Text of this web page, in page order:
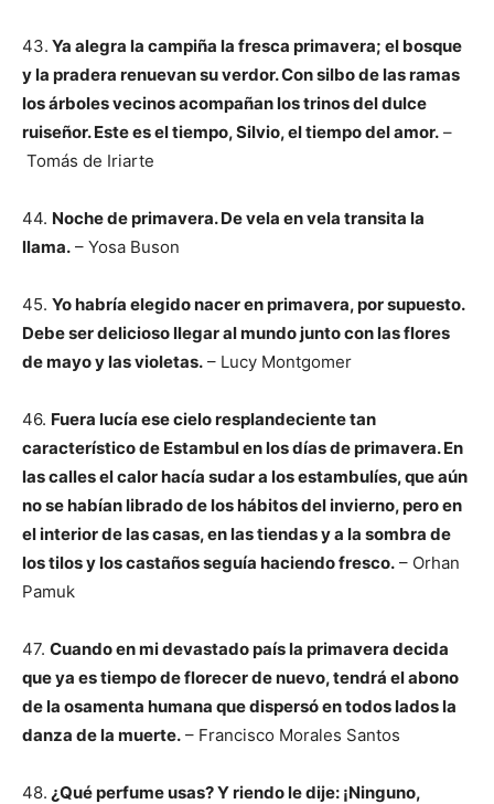
43. Ya alegra la campiña la fresca primavera; el bosque
y la pradera renuevan su verdor. Con silbo de las ramas
los árboles vecinos acompañan los trinos del dulce
ruiseñor. Este es el tiempo, Silvio, el tiempo del amor. –
Tomás de Iriarte
44. Noche de primavera. De vela en vela transita la
llama. – Yosa Buson
45. Yo habría elegido nacer en primavera, por supuesto.
Debe ser delicioso llegar al mundo junto con las flores
de mayo y las violetas. – Lucy Montgomer
46. Fuera lucía ese cielo resplandeciente tan
característico de Estambul en los días de primavera. En
las calles el calor hacía sudar a los estambulíes, que aún
no se habían librado de los hábitos del invierno, pero en
el interior de las casas, en las tiendas y a la sombra de
los tilos y los castaños seguía haciendo fresco. – Orhan
Pamuk
47. Cuando en mi devastado país la primavera decida
que ya es tiempo de florecer de nuevo, tendrá el abono
de la osamenta humana que dispersó en todos lados la
danza de la muerte. – Francisco Morales Santos
48. ¿Qué perfume usas? Y riendo le dije: ¡Ninguno,